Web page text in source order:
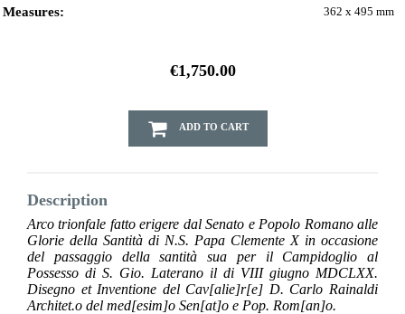
Measures: 362 x 495 mm
€1,750.00
ADD TO CART
Description
Arco trionfale fatto erigere dal Senato e Popolo Romano alle
Glorie della Santità di N.S. Papa Clemente X in occasione
del passaggio della santità sua per il Campidoglio al
Possesso di S. Gio. Laterano il di VIII giugno MDCLXX.
Disegno et Inventione del Cav[alie]r[e] D. Carlo Rainaldi
Architet.o del med[esim]o Sen[at]o e Pop. Rom[an]o.